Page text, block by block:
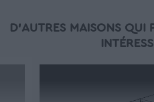
D'AUTRES MAISONS QUI